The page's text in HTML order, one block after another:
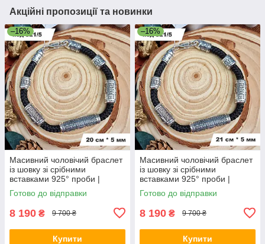
Акційні пропозиції та новинки
–16%
Масивний чоловічий браслет
із шовку зі срібними
вставками 925° проби |
Срібний браслет
Готово до відправки
8 190 ₴ 9 700 ₴
Купити
–16%
Масивний чоловічий браслет
із шовку зі срібними
вставками 925° проби |
Срібний браслет
Готово до відправки
8 190 ₴ 9 700 ₴
Купити